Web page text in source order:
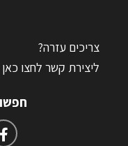
צריכים עזרה?
ליצירת קשר לחצו כאן